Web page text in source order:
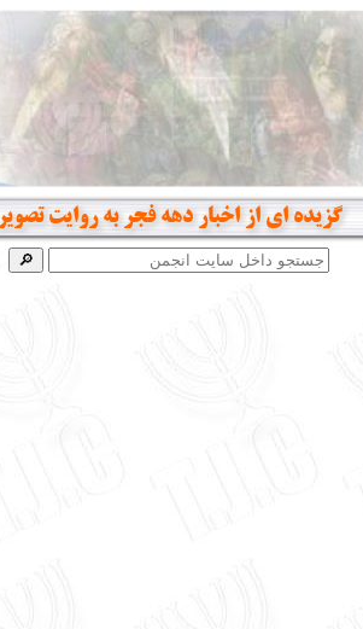
گزیده ای از اخبار دهه فجر به روایت تصویر